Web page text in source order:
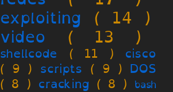
exploiting
( 14 )
video
( 13 )
shellcode ( 11 ) cisco
( 9 ) scripts ( 9 ) DOS
( 8 ) cracking ( 8 )
bash